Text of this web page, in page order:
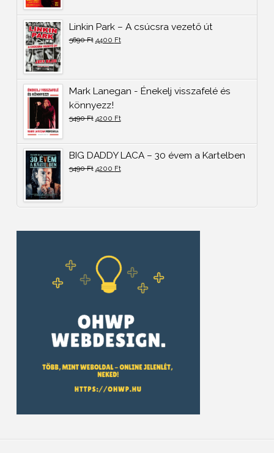
Linkin Park – A csúcsra vezető út
5690Ft 4400 Ft
Mark Lanegan - Énekelj visszafelé és
könnyezz!
5490Ft 4200 Ft
BIG DADDY LACA – 30 évem a Kartelben
5490Ft 4200 Ft